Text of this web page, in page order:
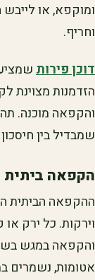
ומוקפא, או
וחריף.
דוכן פירות
הזדמנות מצוינת
והקפאה מוכנה.
שמבדיל בין
הקפאה ביתית
ההקפאה הביתית
וירקות. כל ירק
והקפאה במגש
אטומות, נשמרים